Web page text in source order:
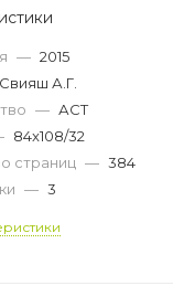
— 2015
Свияш А.Г.
— АСТ
84x108/32
страниц — 384
— 3